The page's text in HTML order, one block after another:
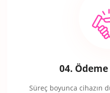
04.
Süreç boyunca cihazın